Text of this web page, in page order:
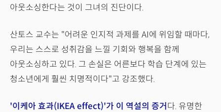
아웃소싱한다는 것이 그녀의 진단이다.
산토스 교수는 "어려운 인지적 과제를 AI에 위임할 때마다,
우리는 스스로 성취감을 느낄 기회와 행복을 함께
아웃소싱하고 있다. 그 손실은 어른보다 학습 단계에 있는
청소년에게 훨씬 치명적이다"고 강조했다.
'이케아 효과(IKEA effect)'가 이 역설의 증거 다. 유명한